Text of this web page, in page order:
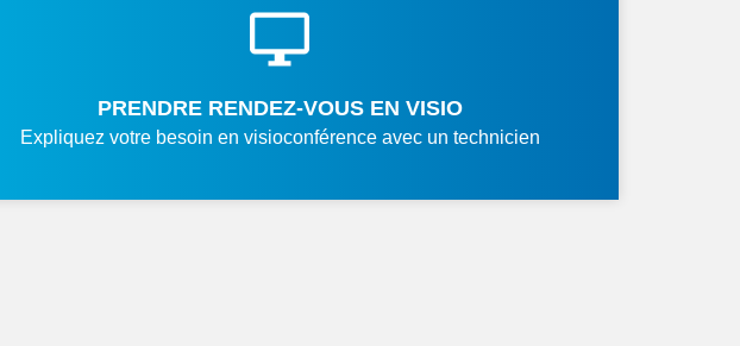
PRENDRE RENDEZ-VOUS EN VISIO
Expliquez votre besoin en visioconférence avec un technicien